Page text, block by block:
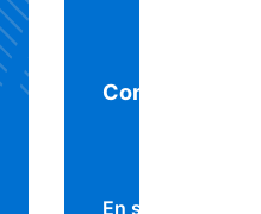
Comprendre
En savoir plus